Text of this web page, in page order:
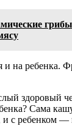
и на ребенка.
здоровый
Сама
с ребенком —